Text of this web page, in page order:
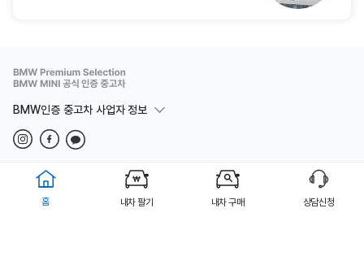
BMW인증 중고차 사업자 정보
법적고지 개인정보취급방침
Copyright(c) BMW 동성 BPS 부산 ALL rights reserved.
홈 내차 팔기 내차 구매 상담신청